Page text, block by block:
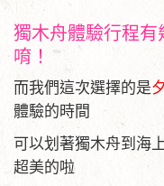
獨木舟體驗行程有
唷！
而我們這次選擇的是
體驗的時間
可以划著獨木舟到海
超美的啦